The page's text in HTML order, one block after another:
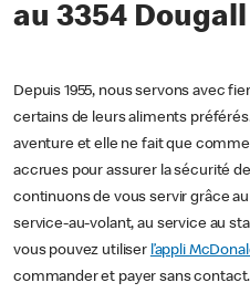
au 3354
Depuis 1955, nous servons avec
certains de leurs aliments
aventure et elle ne fait que
accrues pour assurer la sécurité
continuons de vous servir grâce
service-au-volant, au service au
vous pouvez utiliser l’appli
commander et payer sans contact.